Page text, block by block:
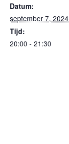
Datum:
september 7, 2024
Tijd:
20:00 - 21:30